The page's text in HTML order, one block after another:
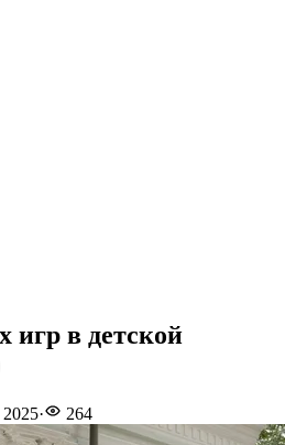
игр в детской
2025· 264